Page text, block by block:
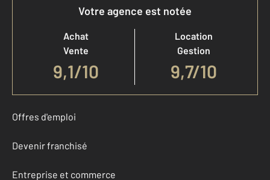
Votre agence est notée
Achat
Vente
9,1/10
Location
Gestion
9,7/10
Offres d'emploi
Devenir franchisé
Entreprise et commerce